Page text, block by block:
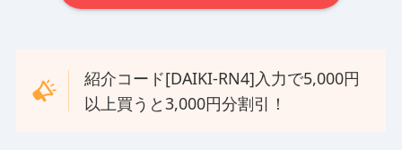
紹介コード[DAIKI-RN4]入力で5,000円
以上買うと3,000円分割引！